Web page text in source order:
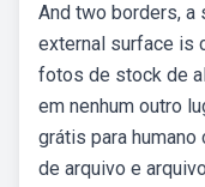
And two borders, a
external surface is
fotos de stock de
em nenhum outro
grátis para
de arquivo e